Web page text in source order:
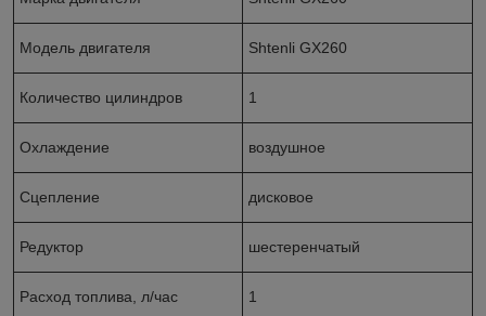
Модель двигателя Shtenli GX260
Количество цилиндров 1
Охлаждение воздушное
Сцепление дисковое
Редуктор шестеренчатый
Расход топлива, л/час 1